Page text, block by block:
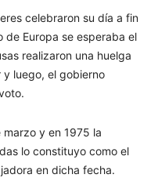
celebraron su día a fin
de Europa se esperaba el
realizaron una huelga
luego, el gobierno
y en 1975 la
lo constituyo como el
en dicha fecha.